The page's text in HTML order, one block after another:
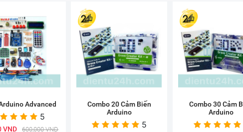
Advanced
5
VND 600,000 VND
Combo 20 Cảm Biến
Arduino
5
Combo 30 Cảm
Arduino